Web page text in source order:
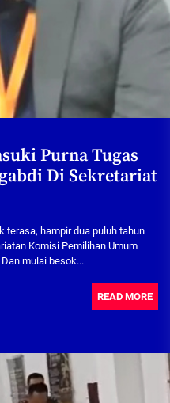
Purna Tugas
Di Sekretariat
terasa, hampir dua puluh tahun
Komisi Pemilihan Umum
mulai besok...
READ MORE